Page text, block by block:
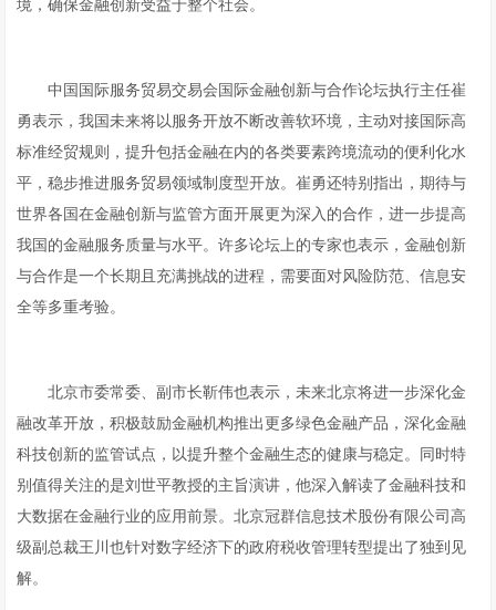
境，确保金融创新受益于整个社会。
中国国际服务贸易交易会国际金融创新与合作论坛执行主任崔
勇表示，我国未来将以服务开放不断改善软环境，主动对接国际高
标准经贸规则，提升包括金融在内的各类要素跨境流动的便利化水
平，稳步推进服务贸易领域制度型开放。崔勇还特别指出，期待与
世界各国在金融创新与监管方面开展更为深入的合作，进一步提高
我国的金融服务质量与水平。许多论坛上的专家也表示，金融创新
与合作是一个长期且充满挑战的进程，需要面对风险防范、信息安
全等多重考验。
北京市委常委、副市长靳伟也表示，未来北京将进一步深化金
融改革开放，积极鼓励金融机构推出更多绿色金融产品，深化金融
科技创新的监管试点，以提升整个金融生态的健康与稳定。同时特
别值得关注的是刘世平教授的主旨演讲，他深入解读了金融科技和
大数据在金融行业的应用前景。北京冠群信息技术股份有限公司高
级副总裁王川也针对数字经济下的政府税收管理转型提出了独到见
解。